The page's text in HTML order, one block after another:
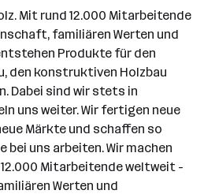
Mit rund 12.000 Mitarbeitende
familiären Werten und
Produkte für den
den konstruktiven Holzbau
Dabei sind wir stets in
uns weiter. Wir fertigen neue
Märkte und schaffen so
bei uns arbeiten. Wir machen
Mitarbeitende weltweit -
Werten und